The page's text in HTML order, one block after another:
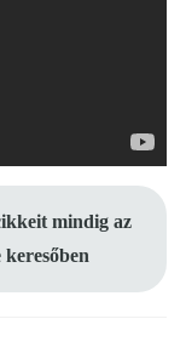
mindig az